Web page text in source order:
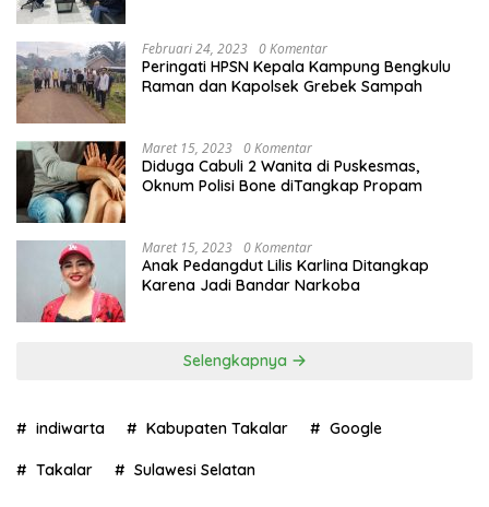
Februari 24, 2023 0 Komentar
Peringati HPSN Kepala Kampung Bengkulu
Raman dan Kapolsek Grebek Sampah
Maret 15, 2023 0 Komentar
Diduga Cabuli 2 Wanita di Puskesmas,
Oknum Polisi Bone diTangkap Propam
Maret 15, 2023 0 Komentar
Anak Pedangdut Lilis Karlina Ditangkap
Karena Jadi Bandar Narkoba
Selengkapnya
indiwarta Kabupaten Takalar Google
Takalar Sulawesi Selatan